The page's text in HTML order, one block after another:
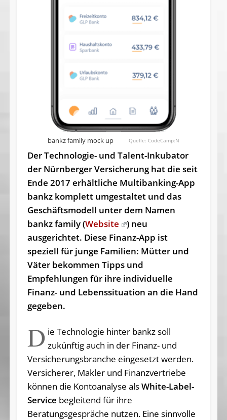
bankz family mock up CodeCamp:N
Der Technologie- und Talent-Inkubator
der Nürnberger Versicherung hat die seit
Ende 2017 erhältliche Multibanking-App
bankz komplett umgestaltet und das
Geschäftsmodell unter dem Namen
bankz family (Website
) neu
ausgerichtet. Diese Finanz-App ist
speziell für junge Familien: Mütter und
Väter bekommen Tipps und
Empfehlungen für ihre individuelle
Finanz- und Lebenssituation an die Hand
gegeben.
D ie Technologie hinter bankz soll
zukünftig auch in der Finanz- und
Versicherungsbranche eingesetzt werden.
Versicherer, Makler und Finanzvertriebe
können die Kontoanalyse alsWhite-Label-
Service begleitend für ihre
Beratungsgespräche nutzen. Eine sinnvolle